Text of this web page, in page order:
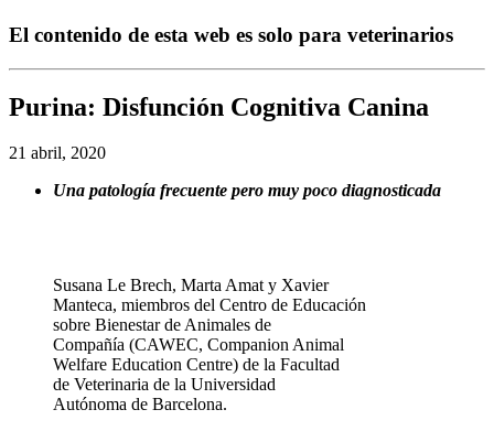
El contenido de esta web es solo para veterinarios
Purina: Disfunción Cognitiva Canina
21 abril, 2020
Una patología frecuente pero muy poco diagnosticada
Susana Le Brech, Marta Amat y Xavier
Manteca, miembros del Centro de Educación
sobre Bienestar de Animales de
Compañía (CAWEC, Companion Animal
Welfare Education Centre) de la Facultad
de Veterinaria de la Universidad
Autónoma de Barcelona.